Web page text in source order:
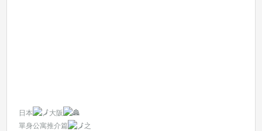
日本
大阪
單身公寓推介篇
之